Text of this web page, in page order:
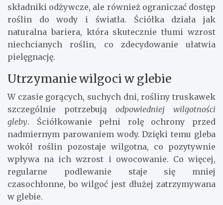
składniki odżywcze, ale również ograniczać dostęp
roślin do wody i światła. Ściółka działa jak
naturalna bariera, która skutecznie tłumi wzrost
niechcianych roślin, co zdecydowanie ułatwia
pielęgnację.
Utrzymanie wilgoci w glebie
W czasie gorących, suchych dni, rośliny truskawek
szczególnie potrzebują odpowiedniej wilgotności
gleby. Ściółkowanie pełni rolę ochrony przed
nadmiernym parowaniem wody. Dzięki temu gleba
wokół roślin pozostaje wilgotna, co pozytywnie
wpływa na ich wzrost i owocowanie. Co więcej,
regularne podlewanie staje się mniej
czasochłonne, bo wilgoć jest dłużej zatrzymywana
w glebie.